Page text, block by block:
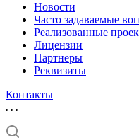
Новости
Часто задаваемые
Реализованные
Лицензии
Партнеры
Реквизиты
Контакты